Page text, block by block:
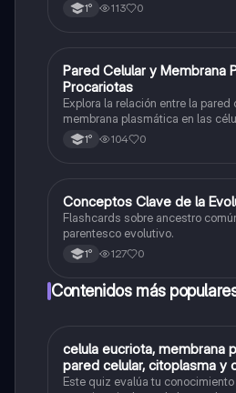
1° 113 0
PBiología
Pared Celular y Membrana
Procariotas
Explora la relación entre la pared
membrana plasmática en las
1° 104 0
CBiología
Conceptos Clave de la
Flashcards sobre ancestro
parentesco evolutivo.
1° 127 0
Contenidos más
CBiología
celula eucriota, membrana
pared celular, citoplasma y citoesqueletos.
nombre se las partes de la
Este quiz evalúa tu